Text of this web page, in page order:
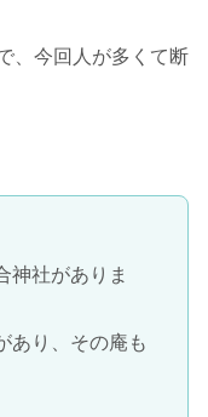
、今回人が多くて断
神社がありま
あり、その庵も